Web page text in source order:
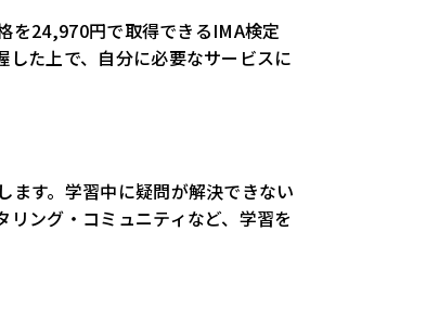
を24,970円で取得できるIMA検定
た上で、自分に必要なサービスに
す。学習中に疑問が解決できない
ング・コミュニティなど、学習を